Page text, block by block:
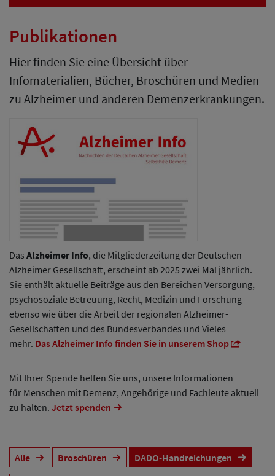
Publikationen
Hier finden Sie eine Übersicht über
Infomaterialien, Bücher, Broschüren und Medien
zu Alzheimer und anderen Demenzerkrankungen.
Das Alzheimer Info, die Mitgliederzeitung der Deutschen
Alzheimer Gesellschaft, erscheint ab 2025 zwei Mal jährlich.
Sie enthält aktuelle Beiträge aus den Bereichen Versorgung,
psychosoziale Betreuung, Recht, Medizin und Forschung
ebenso wie über die Arbeit der regionalen Alzheimer-
Gesellschaften und des Bundesverbandes und Vieles
mehr. Das Alzheimer Info finden Sie in unserem Shop
Mit Ihrer Spende helfen Sie uns, unsere Informationen
für Menschen mit Demenz, Angehörige und Fachleute aktuell
zu halten. Jetzt spenden
Alle Broschüren DADO-Handreichungen